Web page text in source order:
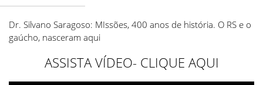
Dr. Silvano Saragoso: MIssões, 400 anos de história. O RS e o
gaúcho, nasceram aqui
ASSISTA VÍDEO- CLIQUE AQUI